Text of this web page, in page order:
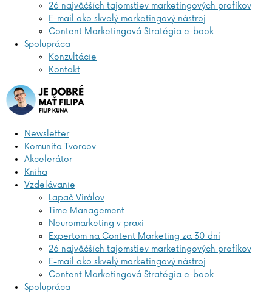
26 najväčších tajomstiev marketingových profíkov
E-mail ako skvelý marketingový nástroj
Content Marketingová Stratégia e-book
Spolupráca
Konzultácie
Kontakt
Newsletter
Komunita Tvorcov
Akcelerátor
Kniha
Vzdelávanie
Lapač Virálov
Time Management
Neuromarketing v praxi
Expertom na Content Marketing za 30 dní
26 najväčších tajomstiev marketingových profíkov
E-mail ako skvelý marketingový nástroj
Content Marketingová Stratégia e-book
Spolupráca